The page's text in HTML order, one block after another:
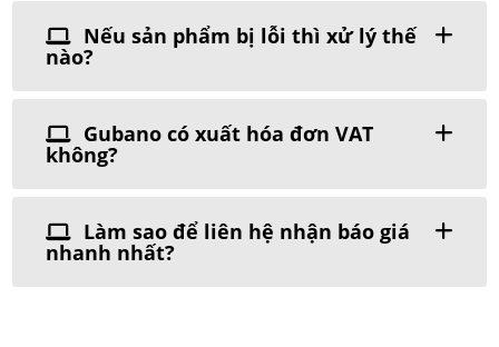
Nếu sản phẩm bị lỗi thì xử lý thế
nào?
Gubano có xuất hóa đơn VAT
không?
Làm sao để liên hệ nhận báo giá
nhanh nhất?